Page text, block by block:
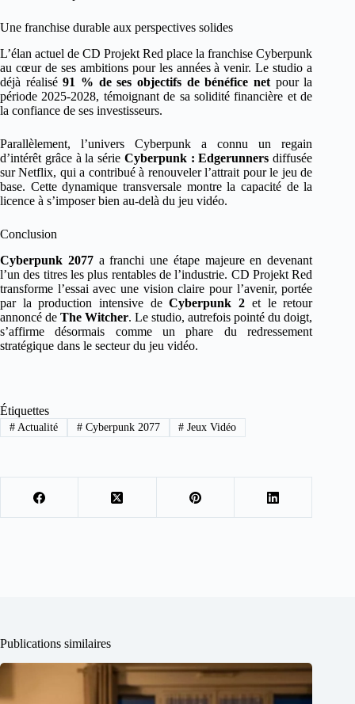
Une franchise durable aux perspectives solides
L’élan actuel de CD Projekt Red place la franchise Cyberpunk
au cœur de ses ambitions pour les années à venir. Le studio a
déjà réalisé91 % de ses objectifs de bénéfice netpour la
période 2025-2028, témoignant de sa solidité financière et de
la confiance de ses investisseurs.
Parallèlement, l’univers Cyberpunk a connu un regain
d’intérêt grâce à la série Cyberpunk : Edgerunners diffusée
sur Netflix, qui a contribué à renouveler l’attrait pour le jeu de
base. Cette dynamique transversale montre la capacité de la
licence à s’imposer bien au-delà du jeu vidéo.
Conclusion
Cyberpunk 2077a franchi une étape majeure en devenant
l’un des titres les plus rentables de l’industrie. CD Projekt Red
transforme l’essai avec une vision claire pour l’avenir, portée
par la production intensive deCyberpunk 2 et le retour
annoncé deThe Witcher. Le studio, autrefois pointé du doigt,
s’affirme désormais comme un phare du redressement
stratégique dans le secteur du jeu vidéo.
Étiquettes
#Actualité #Cyberpunk 2077 # Jeux Vidéo
Publications similaires